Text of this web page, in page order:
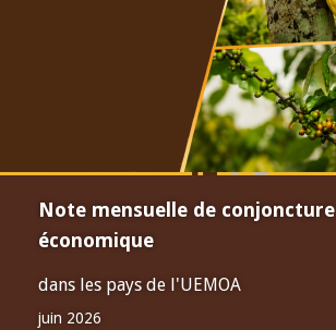
Note mensuelle de conjoncture
économique
dans les pays de l'UEMOA
juin 2026